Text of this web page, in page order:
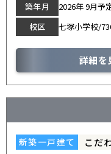
築年月
2026年 9月予
校区
七塚小学校/
詳細を
新築一戸建て こだ